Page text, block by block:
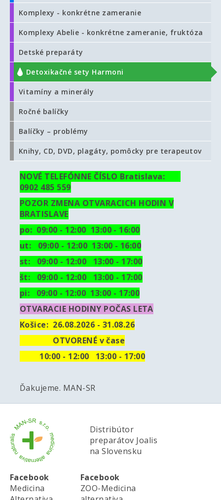
Komplexy - konkrétne zameranie
Komplexy Abelie - konkrétne zameranie, fruktóza
Detské preparáty
Detoxikačné sety Harmoni
Vitamíny a minerály
Ročné balíčky
Balíčky – problémy
Knihy, CD, DVD, plagáty, pomôcky pre terapeutov
NOVÉ TELEFÓNNE ČÍSLO Bratislava:
0902 485 559
POZOR ZMENA OTVARACICH HODIN V
BRATISLAVE
po: 09:00 - 12:00 13:00 - 16:00
ut: 09:00 - 12:00 13:00 - 16:00
st: 09:00 - 12:00 13:00 - 17:00
št: 09:00 - 12:00 13:00 - 17:00
pi: 09:00 - 12:00 13:00 - 17:00
OTVARACIE HODINY POČAS LETA
Košice: 26.08.2026 - 31.08.26
OTVORENÉ v čase
10:00 - 12:00 13:00 - 17:00
Ďakujeme. MAN-SR
Distribútor
preparátov Joalis
na Slovensku
Facebook
Medicina
Facebook
ZOO-Medicina